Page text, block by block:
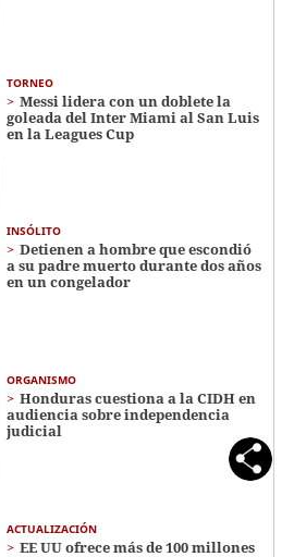
TORNEO
Messi lidera con un doblete la
goleada del Inter Miami al San Luis
en la Leagues Cup
INSÓLITO
Detienen a hombre que escondió
a su padre muerto durante dos años
en un congelador
ORGANISMO
Honduras cuestiona a la CIDH en
audiencia sobre independencia
judicial
ACTUALIZACIÓN
EE UU ofrece más de 100 millones